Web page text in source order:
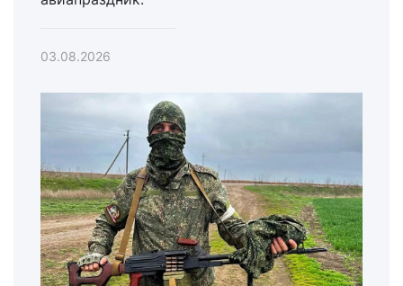
03.08.2026